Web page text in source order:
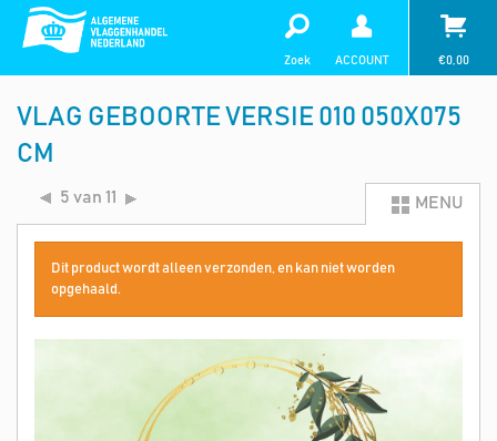
Zoek ACCOUNT €0,00
VLAG GEBOORTE VERSIE 010 050X075
CM
5 van 11 MENU
Dit product wordt alleen verzonden, en kan niet worden
opgehaald.